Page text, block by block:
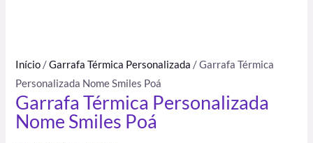
Início /Garrafa Térmica Personalizada / Garrafa Térmica
Personalizada Nome Smiles Poá
Garrafa Térmica Personalizada
Nome Smiles Poá